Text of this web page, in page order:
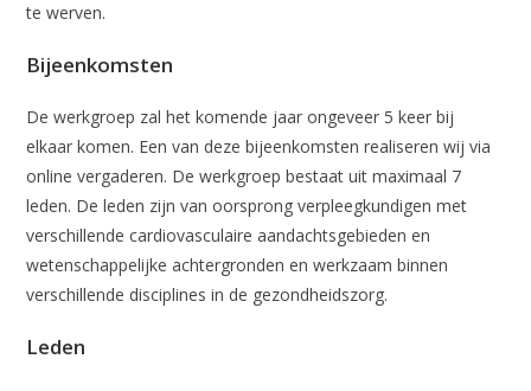
te werven.
Bijeenkomsten
De werkgroep zal het komende jaar ongeveer 5 keer bij
elkaar komen. Een van deze bijeenkomsten realiseren wij via
online vergaderen. De werkgroep bestaat uit maximaal 7
leden. De leden zijn van oorsprong verpleegkundigen met
verschillende cardiovasculaire aandachtsgebieden en
wetenschappelijke achtergronden en werkzaam binnen
verschillende disciplines in de gezondheidszorg.
Leden